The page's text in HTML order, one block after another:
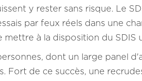
y rester sans risque. Le
par feux réels dans une
mettre à la disposition du
dont un large panel
Fort de ce succès, une